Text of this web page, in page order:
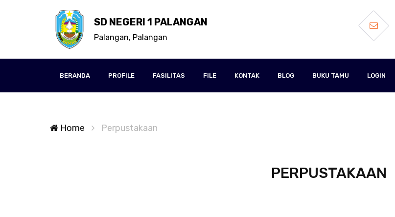
SD NEGERI 1 PALANGAN
Palangan, Palangan
BERANDA PROFILE FASILITAS FILE KONTAK BLOG BUKU TAMU LOGIN
Home Perpustakaan
PERPUSTAKAAN